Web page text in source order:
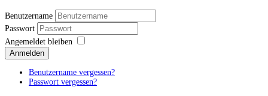
Benutzername
Passwort
Angemeldet bleiben
Anmelden
Benutzername vergessen?
Passwort vergessen?